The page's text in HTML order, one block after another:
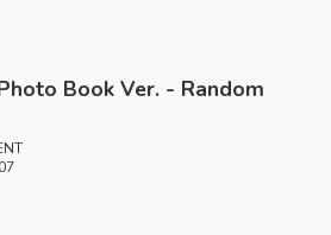
Book Ver. - Random